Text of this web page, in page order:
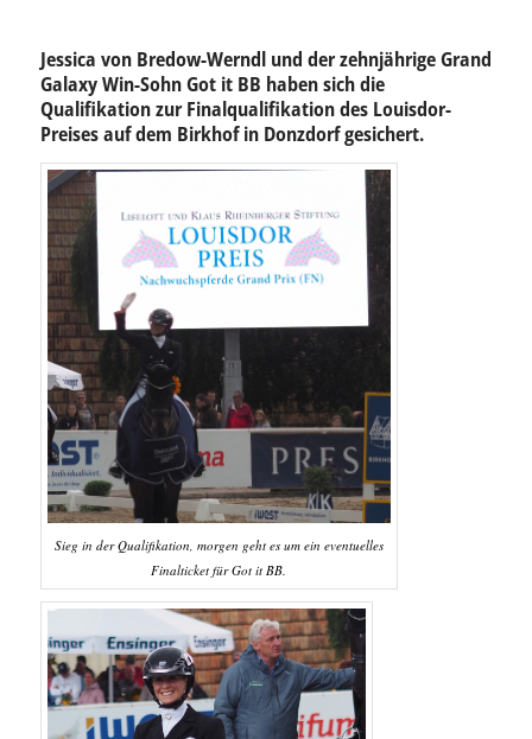
Jessica von Bredow-Werndl und der zehnjährige Grand
Galaxy Win-Sohn Got it BB haben sich die
Qualifikation zur Finalqualifikation des Louisdor-
Preises auf dem Birkhof in Donzdorf gesichert.
Sieg in der Qualifikation, morgen geht es um ein eventuelles
Finalticket für Got it BB.